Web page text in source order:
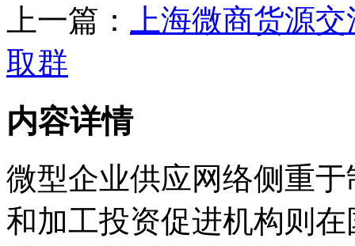
上一篇：
上海微商货源
取群
内容详情
微型企业供应网络侧重
和加工投资促进机构则